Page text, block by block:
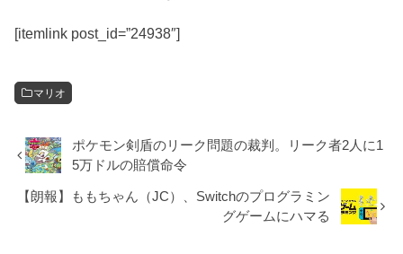
[itemlink post_id=”24938″]
マリオ
ポケモン剣盾のリーク問題の裁判。リーク者2人に1
5万ドルの賠償命令
【朗報】ももちゃん（JC）、Switchのプログラミン
グゲームにハマる